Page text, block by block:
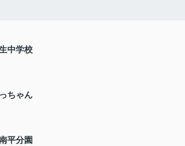
中学校
ちゃん
平分園